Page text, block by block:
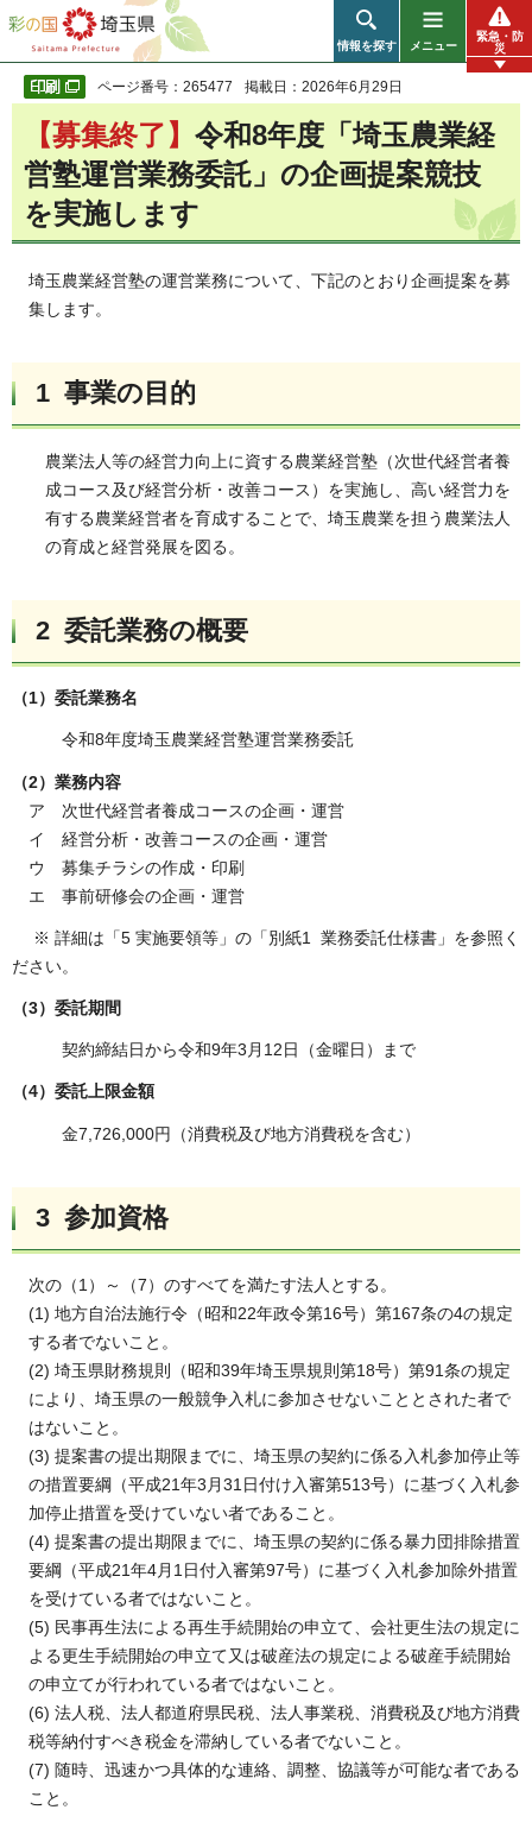
彩の国 埼玉県
情報を探す メニュー
緊急・防
災
ページ番号：265477 掲載日：2026年6月29日
【募集終了】 令和8年度「埼玉農業経
営塾運営業務委託」の企画提案競技
を実施します
埼玉農業経営塾の運営業務について、下記のとおり企画提案を募
集します。
1 事業の目的
農業法人等の経営力向上に資する農業経営塾（次世代経営者養
成コース及び経営分析・改善コース）を実施し、高い経営力を
有する農業経営者を育成することで、埼玉農業を担う農業法人
の育成と経営発展を図る。
2 委託業務の概要
（1）委託業務名
令和8年度埼玉農業経営塾運営業務委託
（2）業務内容
ア 次世代経営者養成コースの企画・運営
イ 経営分析・改善コースの企画・運営
ウ 募集チラシの作成・印刷
エ 事前研修会の企画・運営
※ 詳細は「5 実施要領等」の「別紙1 業務委託仕様書」を参照く
ださい。
（3）委託期間
契約締結日から令和9年3月12日（金曜日）まで
（4）委託上限金額
金7,726,000円（消費税及び地方消費税を含む）
3 参加資格
次の（1）～（7）のすべてを満たす法人とする。
(1) 地方自治法施行令（昭和22年政令第16号）第167条の4の規定
する者でないこと。
(2) 埼玉県財務規則（昭和39年埼玉県規則第18号）第91条の規定
により、埼玉県の一般競争入札に参加させないこととされた者で
はないこと。
(3) 提案書の提出期限までに、埼玉県の契約に係る入札参加停止等
の措置要綱（平成21年3月31日付け入審第513号）に基づく入札参
加停止措置を受けていない者であること。
(4) 提案書の提出期限までに、埼玉県の契約に係る暴力団排除措置
要綱（平成21年4月1日付入審第97号）に基づく入札参加除外措置
を受けている者ではないこと。
(5) 民事再生法による再生手続開始の申立て、会社更生法の規定に
よる更生手続開始の申立て又は破産法の規定による破産手続開始
の申立てが行われている者ではないこと。
(6) 法人税、法人都道府県民税、法人事業税、消費税及び地方消費
税等納付すべき税金を滞納している者でないこと。
(7) 随時、迅速かつ具体的な連絡、調整、協議等が可能な者である
こと。